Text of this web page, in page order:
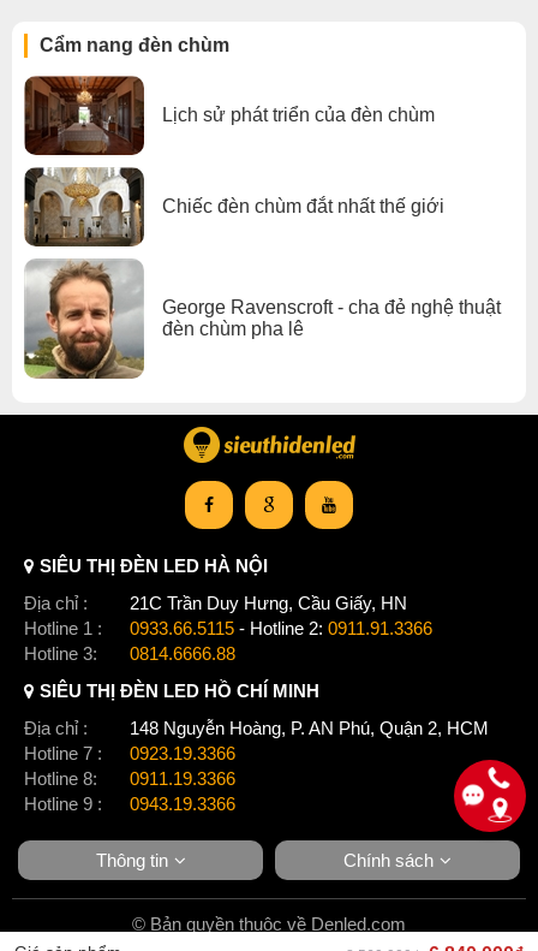
Cẩm nang đèn chùm
Lịch sử phát triển của đèn chùm
Chiếc đèn chùm đắt nhất thế giới
George Ravenscroft - cha đẻ nghệ thuật
đèn chùm pha lê
SIÊU THỊ ĐÈN LED HÀ NỘI
Địa chỉ :
21C Trần Duy Hưng, Cầu Giấy, HN
Hotline 1 :
0933.66.5115 - Hotline 2: 0911.91.3366
Hotline 3:
0814.6666.88
SIÊU THỊ ĐÈN LED HỒ CHÍ MINH
Địa chỉ :
148 Nguyễn Hoàng, P. AN Phú, Quận 2, HCM
Hotline 7 :
0923.19.3366
Hotline 8:
0911.19.3366
Hotline 9 :
0943.19.3366
Thông tin Chính sách
© Bản quyền thuộc về Denled.com